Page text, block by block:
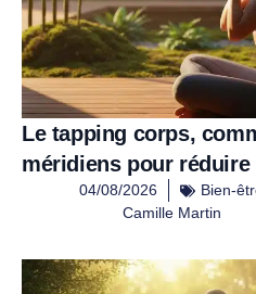
Le tapping corps,
méridiens pour réduire
04/08/2026
Bien-
Camille Martin